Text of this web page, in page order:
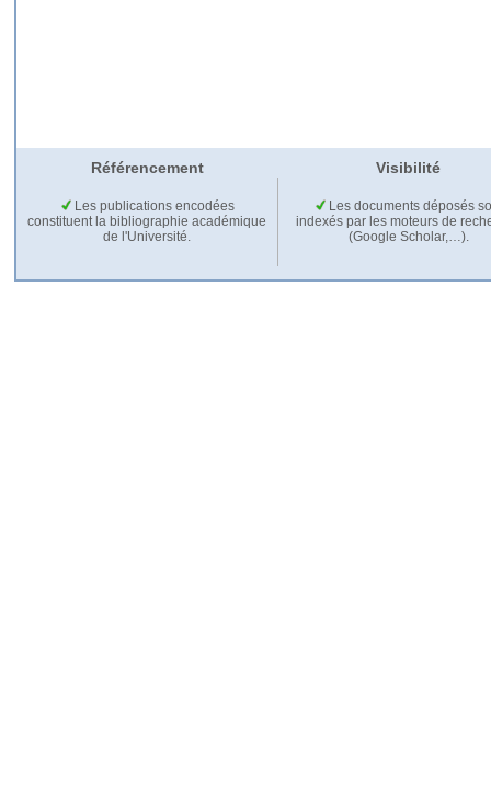
Référencement Visibilité
Les publications encodées
constituent la bibliographie académique
de l'Université.
Les documents déposés
indexés par les moteurs de
(Google Scholar,…).